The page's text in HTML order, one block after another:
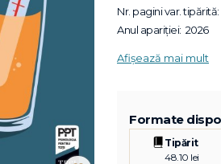
Nr. pagini var. tipărită:
Anul apariției: 2026
Afișează mai mult
Formate
Tipărit
48.10 lei